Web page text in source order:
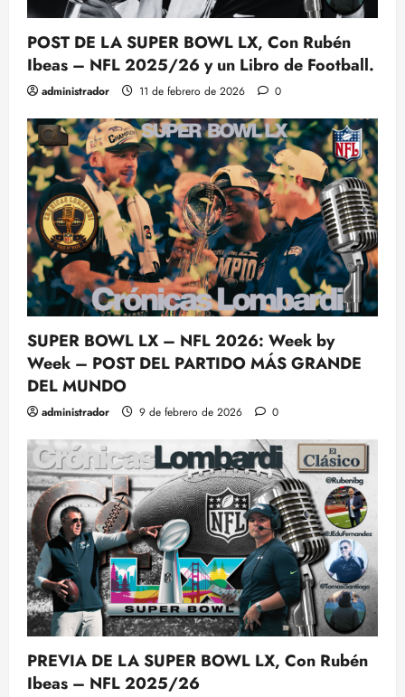
POST DE LA SUPER BOWL LX, Con Rubén
Ibeas – NFL 2025/26 y un Libro de Football.
administrador 11 de febrero de 2026 0
SUPER BOWL LX – NFL 2026: Week by
Week – POST DEL PARTIDO MÁS GRANDE
DEL MUNDO
administrador 9 de febrero de 2026 0
PREVIA DE LA SUPER BOWL LX, Con Rubén
Ibeas – NFL 2025/26